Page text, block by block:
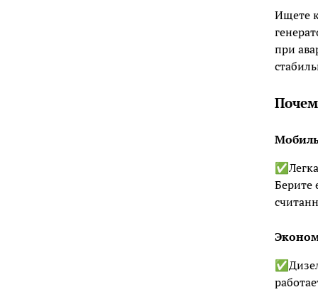
Ищете
при
Берите